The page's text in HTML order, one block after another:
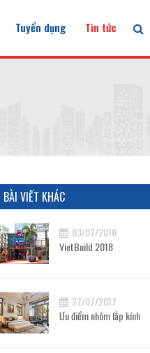
Tuyển dụng Tin tức
BÀI VIẾT KHÁC
03/07/2018
VietBuild 2018
27/07/2017
Ưu điểm nhôm lắp kính